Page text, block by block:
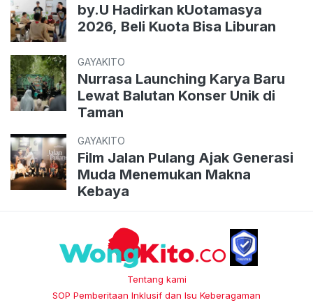
by.U Hadirkan kUotamasya
2026, Beli Kuota Bisa Liburan
GAYAKITO
Nurrasa Launching Karya Baru
Lewat Balutan Konser Unik di
Taman
GAYAKITO
Film Jalan Pulang Ajak Generasi
Muda Menemukan Makna
Kebaya
Tentang kami
SOP Pemberitaan Inklusif dan Isu Keberagaman